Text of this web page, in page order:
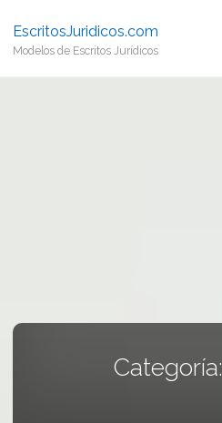
EscritosJuridicos.com
Modelos de Escritos Jurídicos
Categoría: